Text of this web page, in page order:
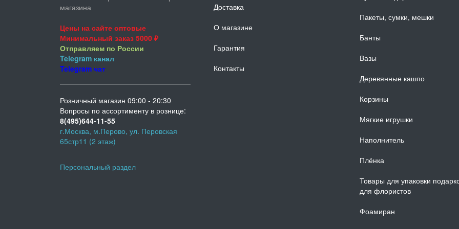
Доставка
О магазине
Гарантия
Контакты
Пакеты, сумки, мешки
Банты
Вазы
Деревянные кашпо
Корзины
Мягкие игрушки
Наполнитель
Плёнка
Товары для упаковки
для флористов
Фоамиран
магазина
Цены на сайте оптовые
Минимальный заказ 5000 ₽
Отправляем по России
Telegram канал
Telegram чат
Розничный магазин 09:00 - 20:30
Вопросы по ассортименту в рознице:
8(495)644-11-55
г.Москва, м.Перово, ул. Перовская
65стр11 (2 этаж)
Персональный раздел